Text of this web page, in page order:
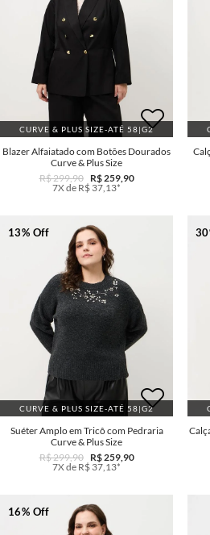
CURVE & PLUS SIZE-ATÉ 58|G2
Blazer Alfaiatado com Botões Dourados
Curve & Plus Size
R$ 299,90
R$ 259,90
7X de R$ 37,13*
CURVE & PLUS SIZE-ATÉ 58|G2
13% Off
Suéter Amplo em Tricô com Pedraria
Curve & Plus Size
R$ 299,90
R$ 259,90
7X de R$ 37,13*
16% Off